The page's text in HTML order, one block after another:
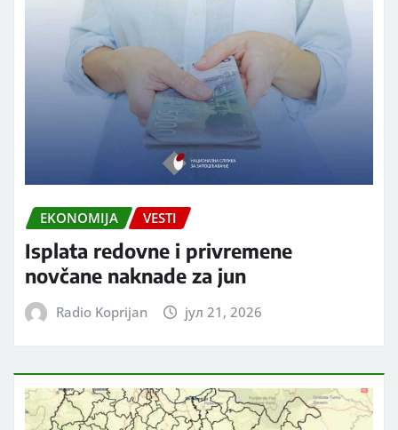
EKONOMIJA VESTI
Isplata redovne i privremene
novčane naknade za jun
Radio Koprijan јул 21, 2026